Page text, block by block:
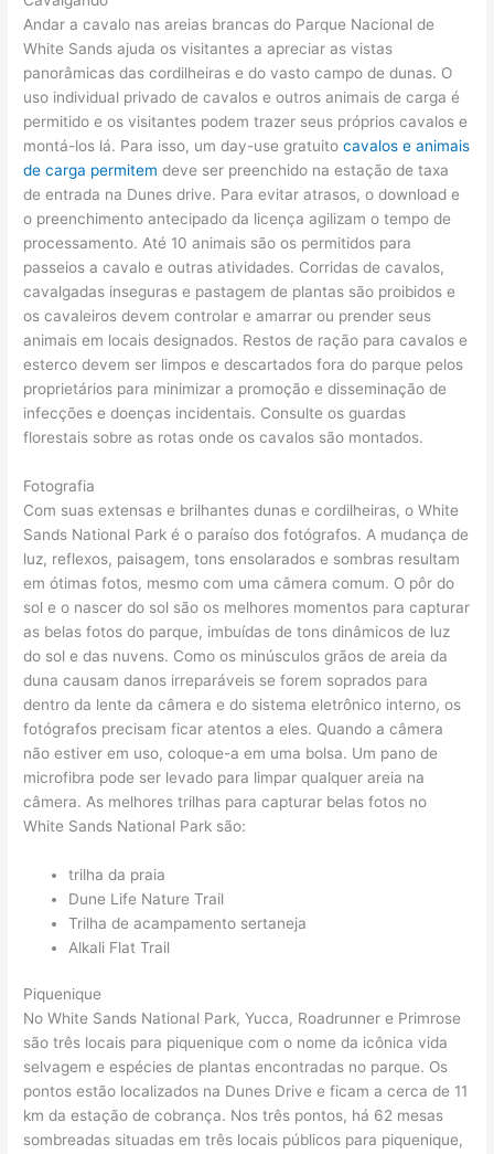
Andar a cavalo nas areias brancas do Parque Nacional de
White Sands ajuda os visitantes a apreciar as vistas
panorâmicas das cordilheiras e do vasto campo de dunas. O
uso individual privado de cavalos e outros animais de carga é
permitido e os visitantes podem trazer seus próprios cavalos e
montá-los lá. Para isso, um day-use gratuitocavalos e animais
de carga permitem deve ser preenchido na estação de taxa
de entrada na Dunes drive. Para evitar atrasos, o download e
o preenchimento antecipado da licença agilizam o tempo de
processamento. Até 10 animais são os permitidos para
passeios a cavalo e outras atividades. Corridas de cavalos,
cavalgadas inseguras e pastagem de plantas são proibidos e
os cavaleiros devem controlar e amarrar ou prender seus
animais em locais designados. Restos de ração para cavalos e
esterco devem ser limpos e descartados fora do parque pelos
proprietários para minimizar a promoção e disseminação de
infecções e doenças incidentais. Consulte os guardas
florestais sobre as rotas onde os cavalos são montados.
Fotografia
Com suas extensas e brilhantes dunas e cordilheiras, o White
Sands National Park é o paraíso dos fotógrafos. A mudança de
luz, reflexos, paisagem, tons ensolarados e sombras resultam
em ótimas fotos, mesmo com uma câmera comum. O pôr do
sol e o nascer do sol são os melhores momentos para capturar
as belas fotos do parque, imbuídas de tons dinâmicos de luz
do sol e das nuvens. Como os minúsculos grãos de areia da
duna causam danos irreparáveis ​​se forem soprados para
dentro da lente da câmera e do sistema eletrônico interno, os
fotógrafos precisam ficar atentos a eles. Quando a câmera
não estiver em uso, coloque-a em uma bolsa. Um pano de
microfibra pode ser levado para limpar qualquer areia na
câmera. As melhores trilhas para capturar belas fotos no
White Sands National Park são:
trilha da praia
Dune Life Nature Trail
Trilha de acampamento sertaneja
Alkali Flat Trail
Piquenique
No White Sands National Park, Yucca, Roadrunner e Primrose
são três locais para piquenique com o nome da icônica vida
selvagem e espécies de plantas encontradas no parque. Os
pontos estão localizados na Dunes Drive e ficam a cerca de 11
km da estação de cobrança. Nos três pontos, há 62 mesas
sombreadas situadas em três locais públicos para piquenique,